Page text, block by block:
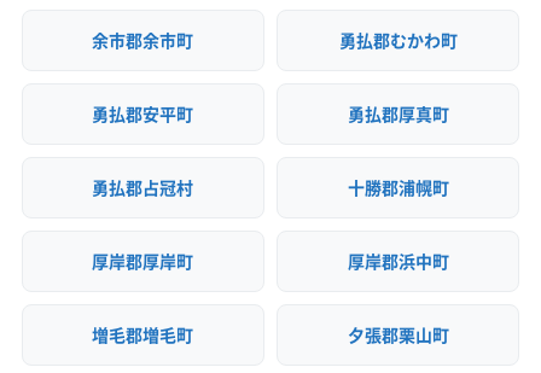
余市郡余市町 勇払郡むかわ町
勇払郡安平町 勇払郡厚真町
勇払郡占冠村 十勝郡浦幌町
厚岸郡厚岸町 厚岸郡浜中町
増毛郡増毛町 夕張郡栗山町